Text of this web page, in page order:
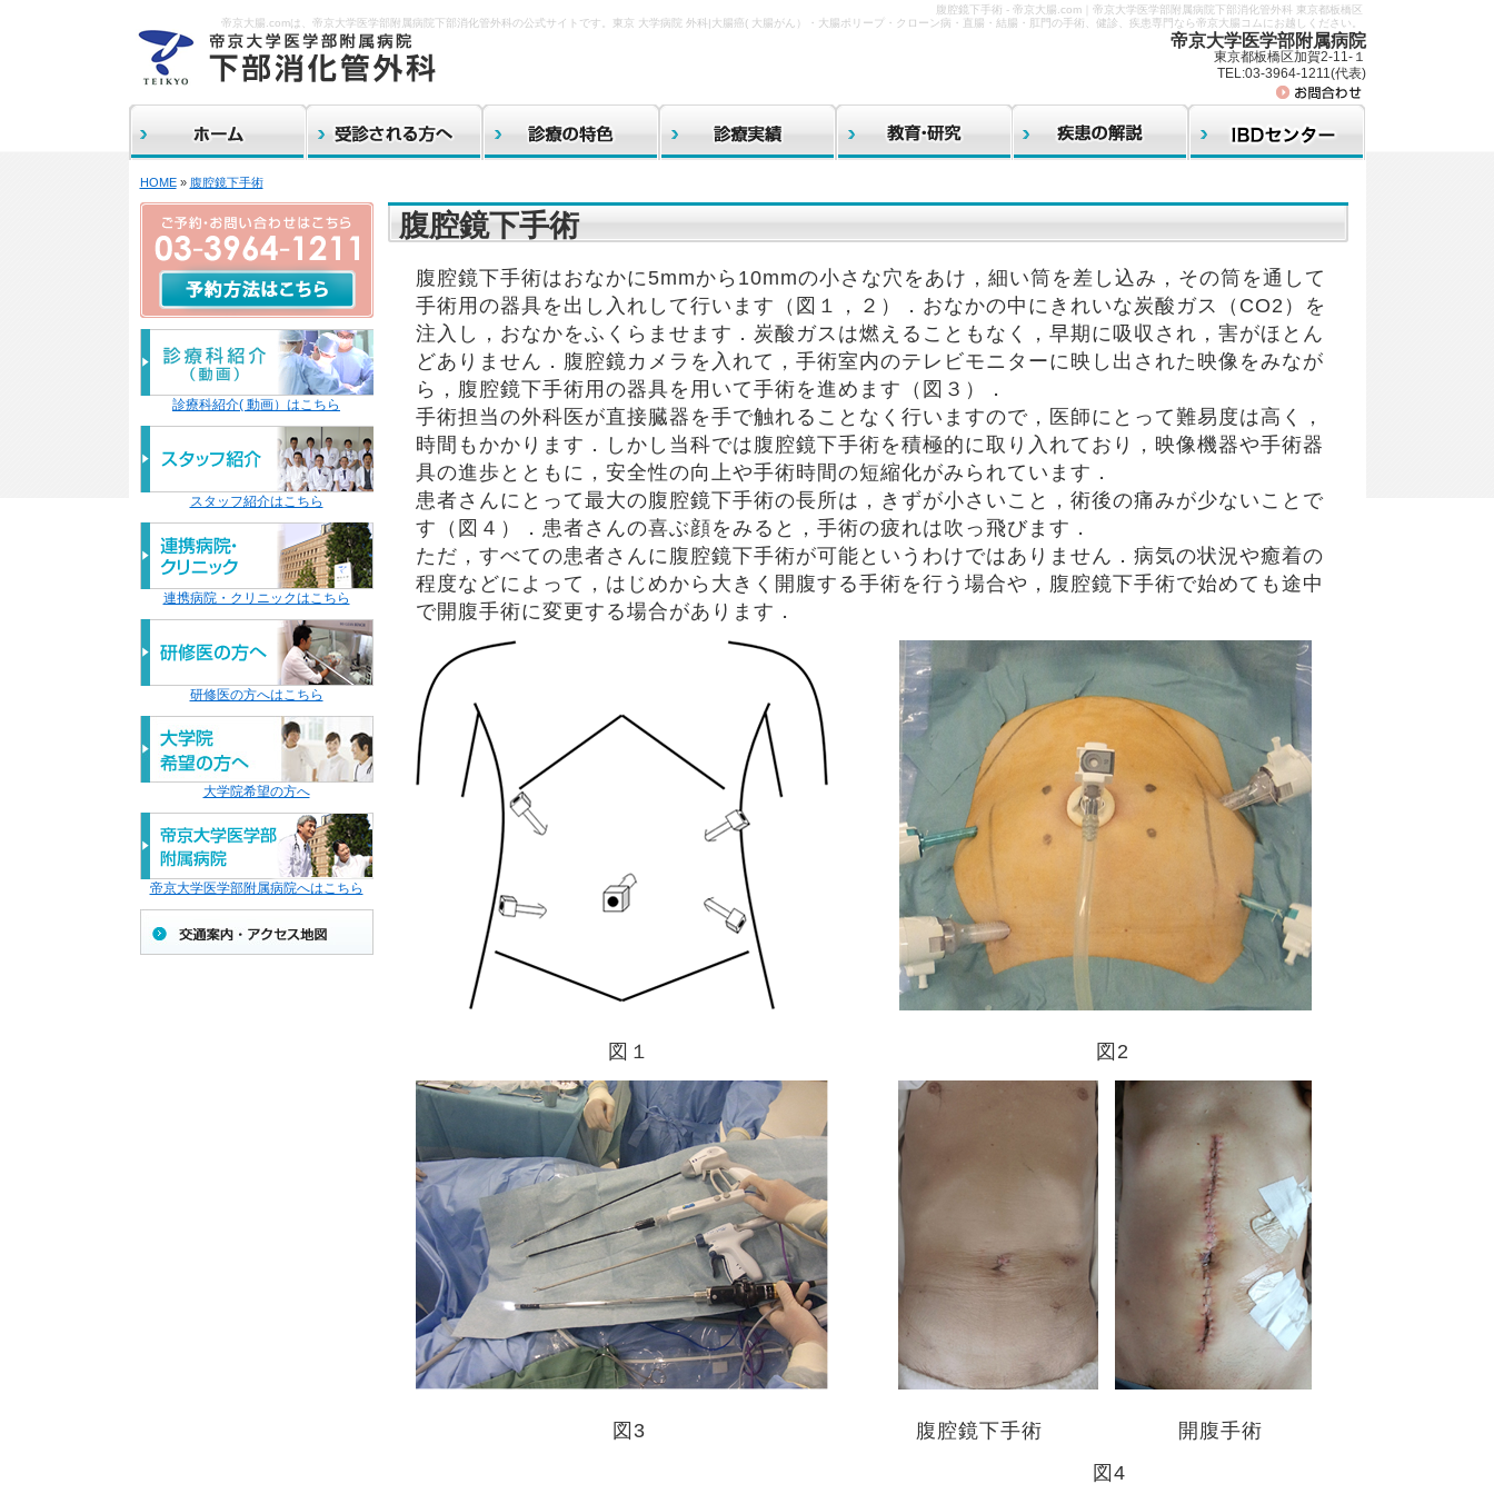
腹腔鏡下手術 - 帝京大腸.com｜帝京大学医学部附属病院下部消化管外科 東京都板橋区
帝京大腸.comは、帝京大学医学部附属病院下部消化管外科の公式サイトです。東京 大学病院 外科|大腸癌( 大腸がん）・大腸ポリープ・クローン病・直腸・結腸・肛門の手術、健診、疾患専門なら帝京大腸コムにお越しください。
帝京大学医学部附属病院
東京都板橋区加賀2-11-１
TEL:03-3964-1211(代表)
HOME» 腹腔鏡下手術
腹腔鏡下手術
腹腔鏡下手術はおなかに5mmから10mmの小さな穴をあけ，細い筒を差し込み，その筒を通して
手術用の器具を出し入れして行います（図１，２）．おなかの中にきれいな炭酸ガス（CO2）を
注入し，おなかをふくらませます．炭酸ガスは燃えることもなく，早期に吸収され，害がほとん
どありません．腹腔鏡カメラを入れて，手術室内のテレビモニターに映し出された映像をみなが
ら，腹腔鏡下手術用の器具を用いて手術を進めます（図３）．
手術担当の外科医が直接臓器を手で触れることなく行いますので，医師にとって難易度は高く，
時間もかかります．しかし当科では腹腔鏡下手術を積極的に取り入れており，映像機器や手術器
具の進歩とともに，安全性の向上や手術時間の短縮化がみられています．
患者さんにとって最大の腹腔鏡下手術の長所は，きずが小さいこと，術後の痛みが少ないことで
す（図４）．患者さんの喜ぶ顔をみると，手術の疲れは吹っ飛びます．
ただ，すべての患者さんに腹腔鏡下手術が可能というわけではありません．病気の状況や癒着の
程度などによって，はじめから大きく開腹する手術を行う場合や，腹腔鏡下手術で始めても途中
で開腹手術に変更する場合があります．
図１ 図2
図3 腹腔鏡下手術
開腹手術
図4
診療科紹介( 動画）はこちら
スタッフ紹介はこちら
連携病院・クリニックはこちら
研修医の方へはこちら
大学院希望の方へ
帝京大学医学部附属病院へはこちら